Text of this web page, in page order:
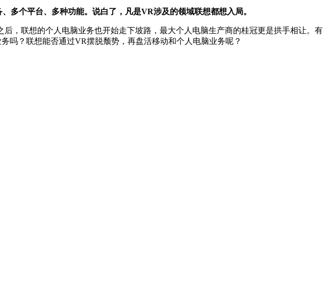
多个平台、多种功能。说白了，凡是VR涉及的领域联想都想入局。
联想的个人电脑业务也开始走下坡路，最大个人电脑生产商的桂冠更是拱手相让。有
吗？联想能否通过VR摆脱颓势，再盘活移动和个人电脑业务呢？